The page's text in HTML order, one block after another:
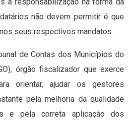
não devem permitir é que
seus respectivos mandatos.
de Contas dos Municípios do
órgão fiscalizador que exerce
orientar, ajudar os gestores
pela melhoria da qualidade
e pela correta aplicação dos